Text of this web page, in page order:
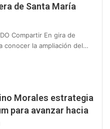
de Santa María
Compartir En gira de
conocer la ampliación del…
Morales estrategia
para avanzar hacia